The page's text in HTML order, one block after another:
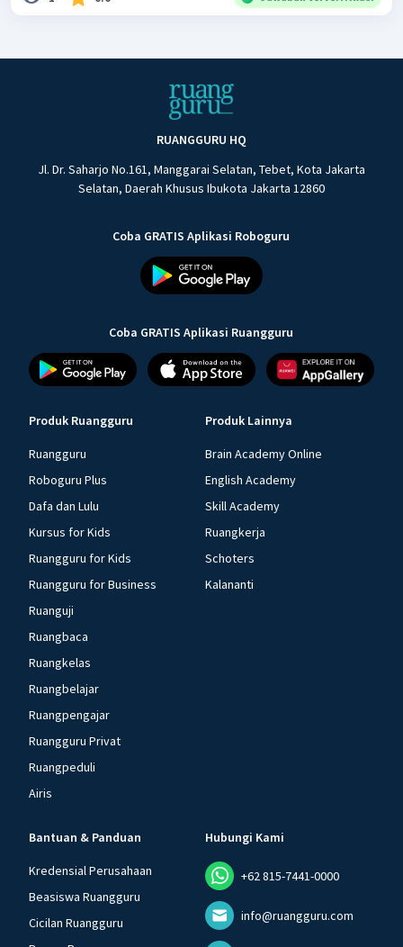
RUANGGURU HQ
Jl. Dr. Saharjo No.161, Manggarai Selatan, Tebet, Kota Jakarta
Selatan, Daerah Khusus Ibukota Jakarta 12860
Coba GRATIS Aplikasi Roboguru
Coba GRATIS Aplikasi Ruangguru
Produk Ruangguru
Ruangguru
Roboguru Plus
Dafa dan Lulu
Kursus for Kids
Ruangguru for Kids
Ruangguru for Business
Ruanguji
Ruangbaca
Ruangkelas
Ruangbelajar
Ruangpengajar
Ruangguru Privat
Ruangpeduli
Airis
Produk Lainnya
Brain Academy Online
English Academy
Skill Academy
Ruangkerja
Schoters
Kalananti
Bantuan & Panduan
Kredensial Perusahaan
Beasiswa Ruangguru
Cicilan Ruangguru
Hubungi Kami
+62 815-7441-0000
info@ruangguru.com